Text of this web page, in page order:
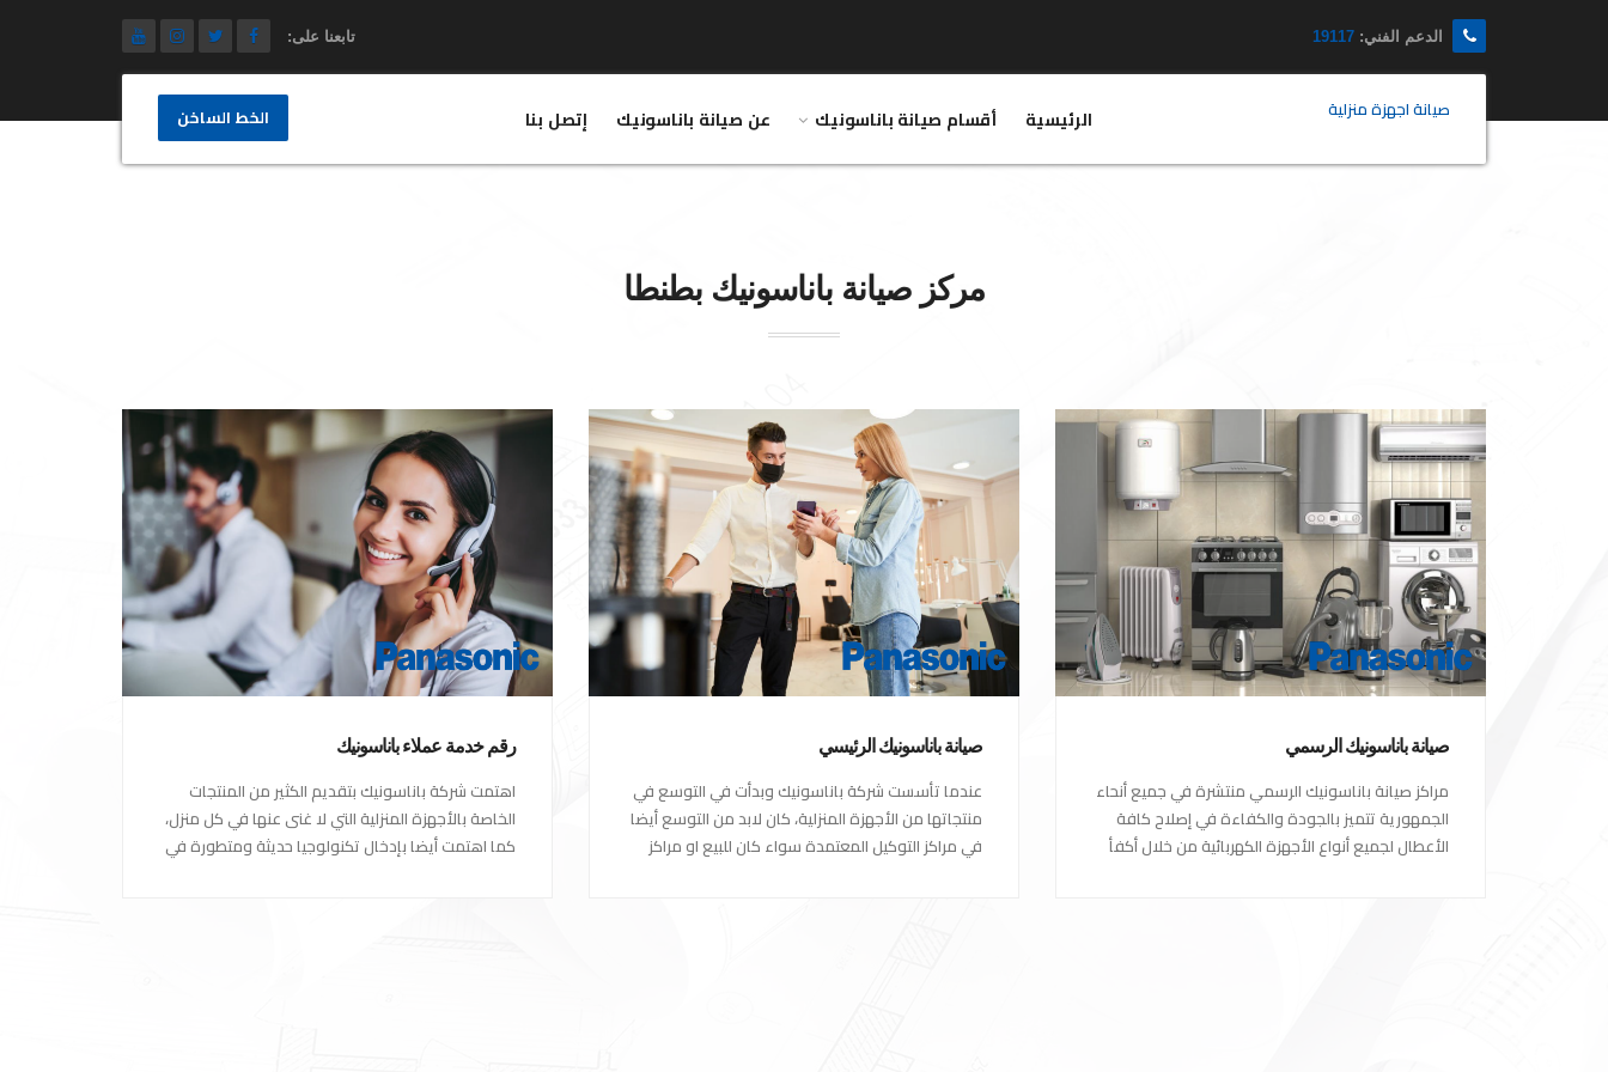
الدعم الفني: 19117 تابعنا على:
صيانة اجهزة منزلية الرئيسية أقسام صيانة باناسونيك عن صيانة باناسونيك إتصل بنا الخط الساخن
مركز صيانة باناسونيك بطنطا
صيانة باناسونيك الرسمي
مراكز صيانة باناسونيك الرسمي منتشرة في جميع أنحاء
الجمهورية تتميز بالجودة والكفاءة في إصلاح كافة
الأعطال لجميع أنواع الأجهزة الكهربائية من خلال أكفأ
صيانة باناسونيك الرئيسي
عندما تأسست شركة باناسونيك وبدأت في التوسع في
منتجاتها من الأجهزة المنزلية، كان لابد من التوسع أيضا
في مراكز التوكيل المعتمدة سواء كان للبيع او مراكز
رقم خدمة عملاء باناسونيك
اهتمت شركة باناسونيك بتقديم الكثير من المنتجات
الخاصة بالأجهزة المنزلية التي لا غنى عنها في كل منزل،
كما اهتمت أيضا بإدخال تكنولوجيا حديثة ومتطورة في